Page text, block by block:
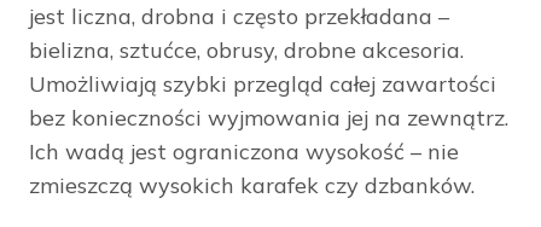
jest liczna, drobna i często przekładana –
bielizna, sztućce, obrusy, drobne akcesoria.
Umożliwiają szybki przegląd całej zawartości
bez konieczności wyjmowania jej na zewnątrz.
Ich wadą jest ograniczona wysokość – nie
zmieszczą wysokich karafek czy dzbanków.